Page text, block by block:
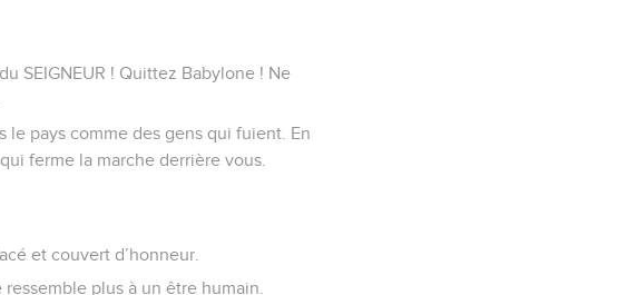
SEIGNEUR ! Quittez Babylone ! Ne
pays comme des gens qui fuient. En
ferme la marche derrière vous.
et couvert d’honneur.
plus à un être humain.